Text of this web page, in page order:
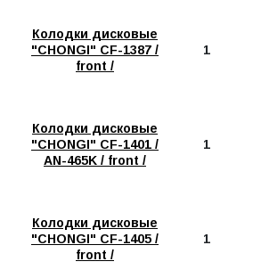
Колодки дисковые
"CHONGI" CF-1387 /
front /
1
Колодки дисковые
"CHONGI" CF-1401 /
AN-465K / front /
1
Колодки дисковые
"CHONGI" CF-1405 /
front /
1